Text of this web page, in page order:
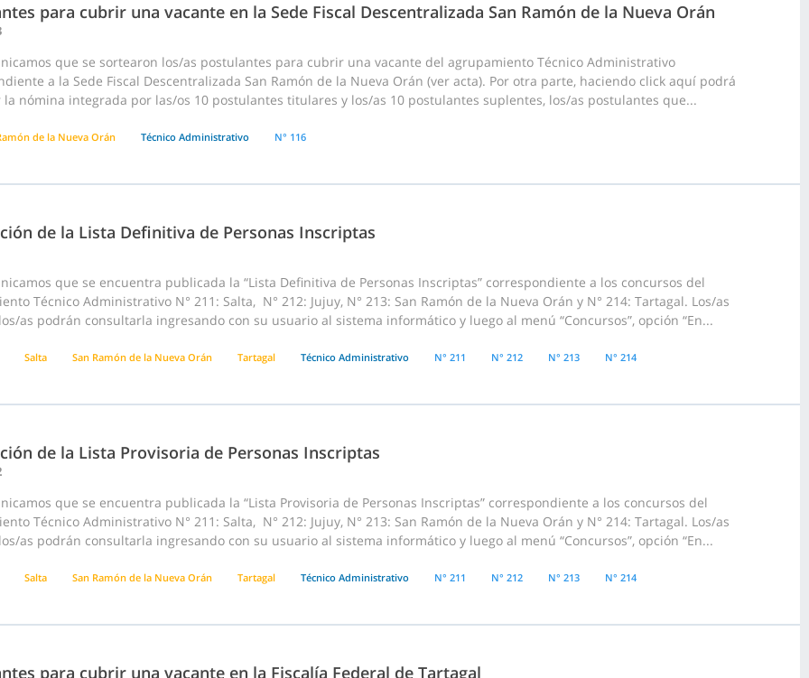
para cubrir una vacante en la Sede Fiscal Descentralizada San Ramón de la Nueva Orán
que se sortearon los/as postulantes para cubrir una vacante del agrupamiento Técnico Administrativo
a la Sede Fiscal Descentralizada San Ramón de la Nueva Orán (ver acta). Por otra parte, haciendo click aquí podrá
nómina integrada por las/os 10 postulantes titulares y los/as 10 postulantes suplentes, los/as postulantes que...
de la Nueva Orán Técnico Administrativo N° 116
de la Lista Definitiva de Personas Inscriptas
que se encuentra publicada la “Lista Definitiva de Personas Inscriptas” correspondiente a los concursos del
Técnico Administrativo N° 211: Salta, N° 212: Jujuy, N° 213: San Ramón de la Nueva Orán y N° 214: Tartagal. Los/as
as podrán consultarla ingresando con su usuario al sistema informático y luego al menú “Concursos”, opción “En...
Salta San Ramón de la Nueva Orán Tartagal Técnico Administrativo N° 211 N° 212 N° 213 N° 214
de la Lista Provisoria de Personas Inscriptas
que se encuentra publicada la “Lista Provisoria de Personas Inscriptas” correspondiente a los concursos del
Técnico Administrativo N° 211: Salta, N° 212: Jujuy, N° 213: San Ramón de la Nueva Orán y N° 214: Tartagal. Los/as
as podrán consultarla ingresando con su usuario al sistema informático y luego al menú “Concursos”, opción “En...
Salta San Ramón de la Nueva Orán Tartagal Técnico Administrativo N° 211 N° 212 N° 213 N° 214
para cubrir una vacante en la Fiscalía Federal de Tartagal